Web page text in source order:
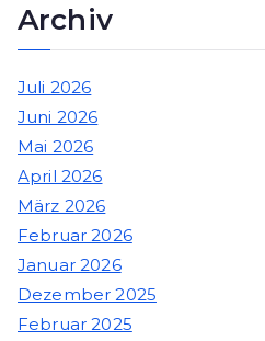
Archiv
Juli 2026
Juni 2026
Mai 2026
April 2026
März 2026
Februar 2026
Januar 2026
Dezember 2025
Februar 2025